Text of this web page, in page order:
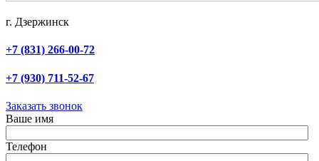
г. Дзержинск
+7 (831) 266-00-72
+7 (930) 711-52-67
Заказать звонок
Ваше имя
Телефон